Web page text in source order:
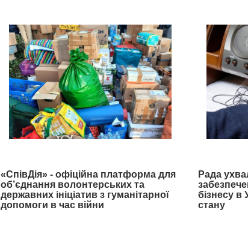
«СпівДія» - офіційна платформа для
об’єднання волонтерських та
державних ініціатив з гуманітарної
допомоги в час війни
Рада
бізнесу в
стану